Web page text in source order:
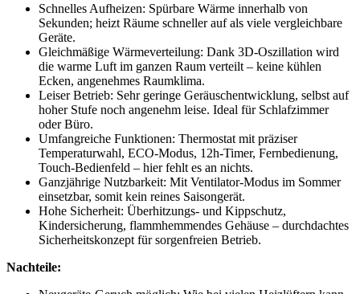
Schnelles Aufheizen: Spürbare Wärme innerhalb von
Sekunden; heizt Räume schneller auf als viele vergleichbare
Geräte.
Gleichmäßige Wärmeverteilung: Dank 3D-Oszillation wird
die warme Luft im ganzen Raum verteilt – keine kühlen
Ecken, angenehmes Raumklima.
Leiser Betrieb: Sehr geringe Geräuschentwicklung, selbst auf
hoher Stufe noch angenehm leise. Ideal für Schlafzimmer
oder Büro.
Umfangreiche Funktionen: Thermostat mit präziser
Temperaturwahl, ECO-Modus, 12h-Timer, Fernbedienung,
Touch-Bedienfeld – hier fehlt es an nichts.
Ganzjährige Nutzbarkeit: Mit Ventilator-Modus im Sommer
einsetzbar, somit kein reines Saisongerät.
Hohe Sicherheit: Überhitzungs- und Kippschutz,
Kindersicherung, flammhemmendes Gehäuse – durchdachtes
Sicherheitskonzept für sorgenfreien Betrieb.
Nachteile: